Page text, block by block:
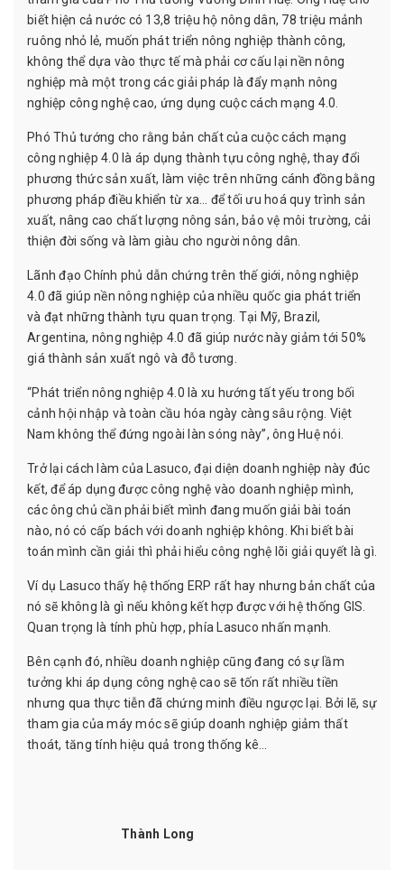
biết hiện cả nước có 13,8 triệu hộ nông dân, 78 triệu mảnh
ruông nhỏ lẻ, muốn phát triển nông nghiệp thành công,
không thể dựa vào thực tế mà phải cơ cấu lại nền nông
nghiệp mà một trong các giải pháp là đẩy mạnh nông
nghiệp công nghệ cao, ứng dụng cuộc cách mạng 4.0.
Phó Thủ tướng cho rằng bản chất của cuộc cách mạng
công nghiệp 4.0 là áp dụng thành tựu công nghệ, thay đổi
phương thức sản xuất, làm việc trên những cánh đồng bằng
phương pháp điều khiển từ xa… để tối ưu hoá quy trình sản
xuất, nâng cao chất lượng nông sản, bảo vệ môi trường, cải
thiện đời sống và làm giàu cho người nông dân.
Lãnh đạo Chính phủ dẫn chứng trên thế giới, nông nghiệp
4.0 đã giúp nền nông nghiệp của nhiều quốc gia phát triển
và đạt những thành tựu quan trọng. Tại Mỹ, Brazil,
Argentina, nông nghiệp 4.0 đã giúp nước này giảm tới 50%
giá thành sản xuất ngô và đỗ tương.
“Phát triển nông nghiệp 4.0 là xu hướng tất yếu trong bối
cảnh hội nhập và toàn cầu hóa ngày càng sâu rộng. Việt
Nam không thể đứng ngoài làn sóng này”, ông Huệ nói.
Trở lại cách làm của Lasuco, đại diện doanh nghiệp này đúc
kết, để áp dụng được công nghệ vào doanh nghiệp mình,
các ông chủ cần phải biết mình đang muốn giải bài toán
nào, nó có cấp bách với doanh nghiệp không. Khi biết bài
toán mình cần giải thì phải hiểu công nghệ lõi giải quyết là gì.
Ví dụ Lasuco thấy hệ thống ERP rất hay nhưng bản chất của
nó sẽ không là gì nếu không kết hợp được với hệ thống GIS.
Quan trọng là tính phù hợp, phía Lasuco nhấn mạnh.
Bên cạnh đó, nhiều doanh nghiệp cũng đang có sự lầm
tưởng khi áp dụng công nghệ cao sẽ tốn rất nhiều tiền
nhưng qua thực tiễn đã chứng minh điều ngược lại. Bởi lẽ, sự
tham gia của máy móc sẽ giúp doanh nghiệp giảm thất
thoát, tăng tính hiệu quả trong thống kê…
Thành Long